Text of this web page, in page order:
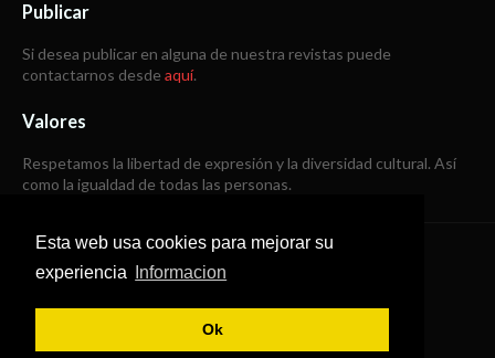
Esta web usa cookies para mejorar su
experiencia
Informacion
Ok
Publicar
Si desea publicar en alguna de nuestra revistas puede
contactarnos desde aquí.
Valores
Respetamos la libertad de expresión y la diversidad cultural. Así
como la igualdad de todas las personas.
Copyright © 1998 -